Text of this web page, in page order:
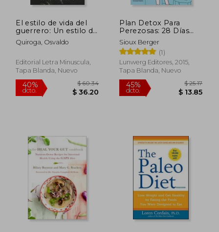
45%
dcto. $ 36.54
45%
dcto.
El estilo de vida del
guerrero: Un estilo de
vida acorde con tu
metabolismo
Quiroga, Osvaldo
Editorial Letra Minuscula,
Tapa Blanda, Nuevo
Plan Detox Para
Perezosas: 28 Días
Para Sentirte Ligera
Como una Pluma
Sioux Berger
(1)
Lunwerg Editores, 2015,
Tapa Blanda, Nuevo